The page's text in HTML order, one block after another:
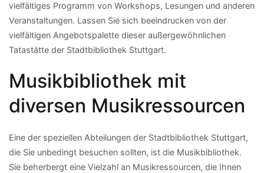
vielfältiges Programm von Workshops, Lesungen und anderen
Veranstaltungen. Lassen Sie sich beeindrucken von der
vielfältigen Angebotspalette dieser außergewöhnlichen
Tatastätte der Stadtbibliothek Stuttgart.
Musikbibliothek mit
diversen Musikressourcen
Eine der speziellen Abteilungen der Stadtbibliothek Stuttgart,
die Sie unbedingt besuchen sollten, ist die Musikbibliothek.
Sie beherbergt eine Vielzahl an Musikressourcen, die Ihnen